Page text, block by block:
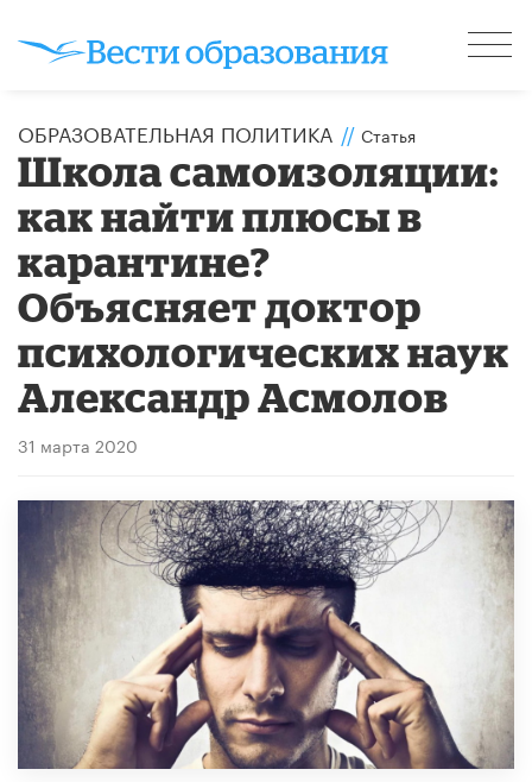
ОБРАЗОВАТЕЛЬНАЯ ПОЛИТИКА // Статья
Школа самоизоляции:
как найти плюсы в
карантине?
Объясняет доктор
психологических наук
Александр Асмолов
31 марта 2020